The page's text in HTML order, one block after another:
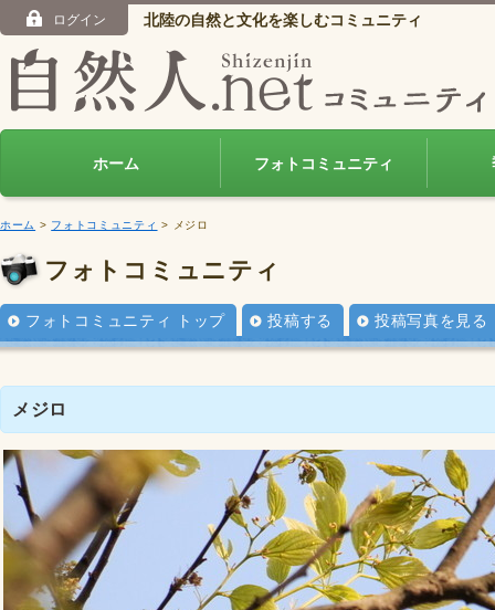
ログイン 北陸の自然と文化を楽しむコミュニティ
ホーム フォトコミュニティ
ホーム > フォトコミュニティ > メジロ
フォトコミュニティ
フォトコミュニティ トップ 投稿する 投稿写真を見る
メジロ